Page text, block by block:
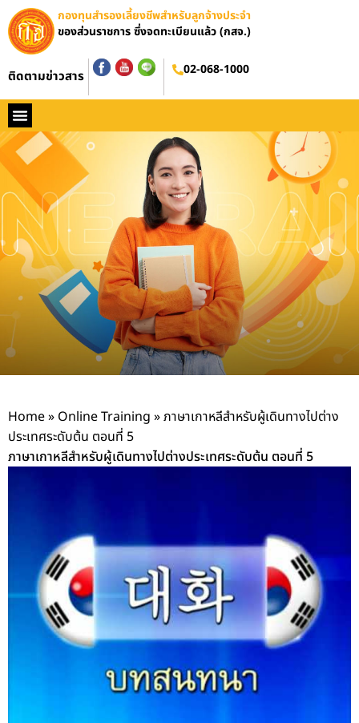
กองทุนสำรองเลี้ยงชีพสำหรับลูกจ้างประจำ
ของส่วนราชการ ซึ่งจดทะเบียนแล้ว (กสจ.)
ติดตามข่าวสาร 02-068-1000
อบรมออนไลน์
Home» Online Training »ภาษาเกาหลีสำหรับผู้เดินทางไปต่าง
ประเทศระดับต้น ตอนที่ 5
ภาษาเกาหลีสำหรับผู้เดินทางไปต่างประเทศระดับต้น ตอนที่ 5